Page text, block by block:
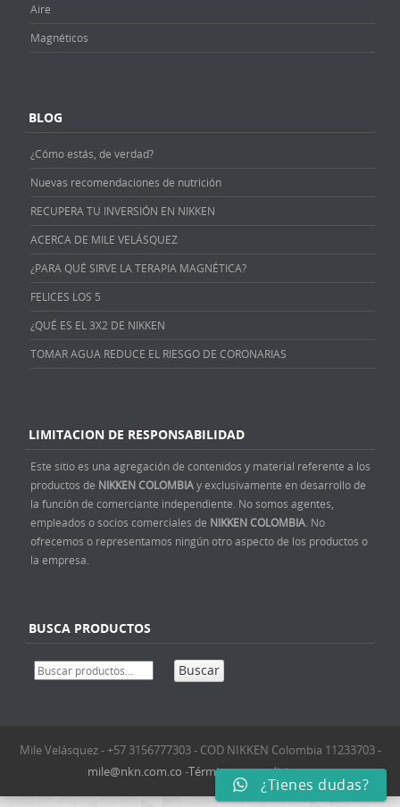
Aire
Magnéticos
BLOG
¿Cómo estás, de verdad?
Nuevas recomendaciones de nutrición
RECUPERA TU INVERSIÓN EN NIKKEN
ACERCA DE MILE VELÁSQUEZ
¿PARA QUÉ SIRVE LA TERAPIA MAGNÉTICA?
FELICES LOS 5
¿QUÉ ES EL 3X2 DE NIKKEN
TOMAR AGUA REDUCE EL RIESGO DE CORONARIAS
LIMITACION DE RESPONSABILIDAD
Este sitio es una agregación de contenidos y material referente a los
productos de NIKKEN COLOMBIAy exclusivamente en desarrollo de
la función de comerciante independiente. No somos agentes,
empleados o socios comerciales de NIKKEN COLOMBIA. No
ofrecemos o representamos ningún otro aspecto de los productos o
la empresa.
BUSCA PRODUCTOS
Buscar
Mile Velásquez - +57 3156777303 - COD NIKKEN Colombia 11233703 -
mile@nkn.com.co -Términos y condiciones
¿Tienes dudas?